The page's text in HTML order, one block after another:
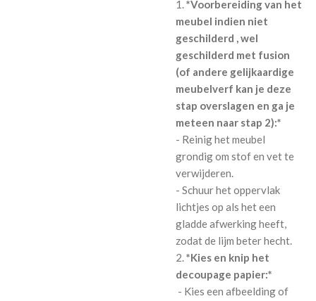
1.*Voorbereiding van het
meubel indien niet
geschilderd , wel
geschilderd met fusion
(of andere gelijkaardige
meubelverf kan je deze
stap overslagen en ga je
meteen naar stap 2):*
- Reinig het meubel
grondig om stof en vet te
verwijderen.
- Schuur het oppervlak
lichtjes op als het een
gladde afwerking heeft,
zodat de lijm beter hecht.
2.*Kies en knip het
decoupage papier:*
- Kies een afbeelding of